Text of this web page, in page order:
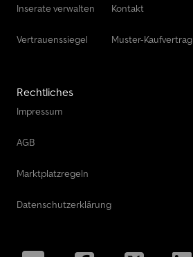
Inserate verwalten
Vertrauenssiegel
Kontakt
Muster-Kaufvertrag
Rechtliches
Impressum
AGB
Marktplatzregeln
Datenschutzerklärung